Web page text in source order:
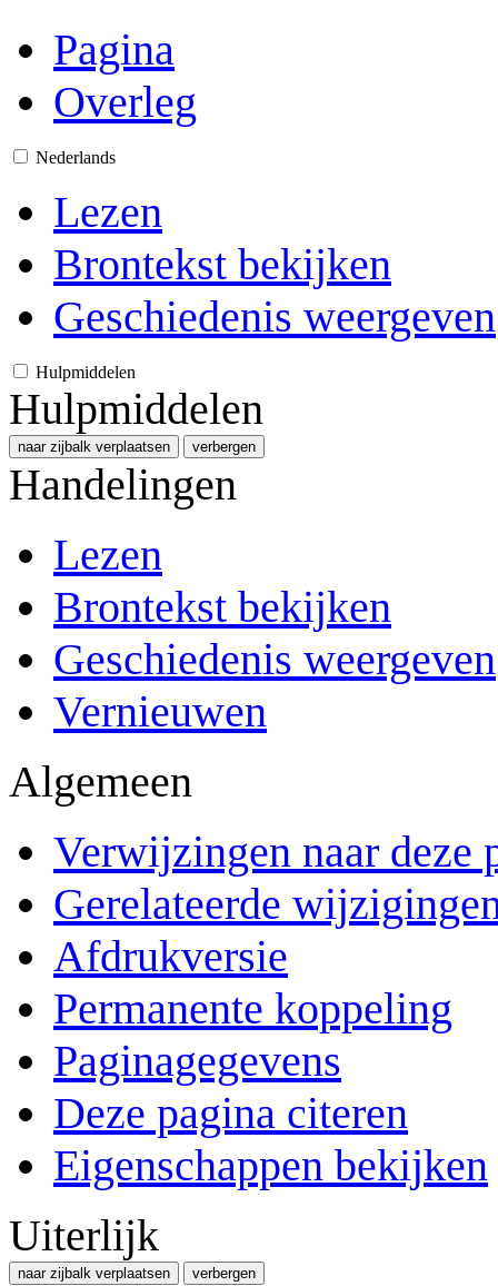
Pagina
Overleg
Nederlands
Lezen
Brontekst bekijken
Geschiedenis weergeven
Hulpmiddelen
Hulpmiddelen
naar zijbalk verplaatsen verbergen
Handelingen
Lezen
Brontekst bekijken
Geschiedenis weergeven
Vernieuwen
Algemeen
Verwijzingen naar deze
Gerelateerde
Afdrukversie
Permanente koppeling
Paginagegevens
Deze pagina citeren
Eigenschappen bekijken
Uiterlijk
naar zijbalk verplaatsen verbergen